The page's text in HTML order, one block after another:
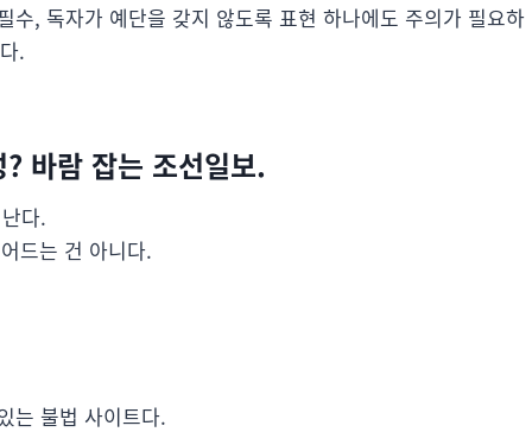
, 독자가 예단을 갖지 않도록 표현 하나에도 주의가 필요하
.
바람 잡는 조선일보.
다.
드는 건 아니다.
는 불법 사이트다.